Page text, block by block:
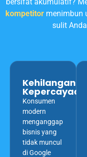
kompetitor menimbun
sulit
Kehilangan
Kepercayaan
Konsumen
modern
menganggap
bisnis yang
tidak muncul
di Google